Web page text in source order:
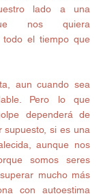
lado a una
nos quiera
todo el tiempo que
aun cuando sea
Pero lo que
dependerá de
supuesto, si es una
aunque nos
somos seres
mucho más
con autoestima